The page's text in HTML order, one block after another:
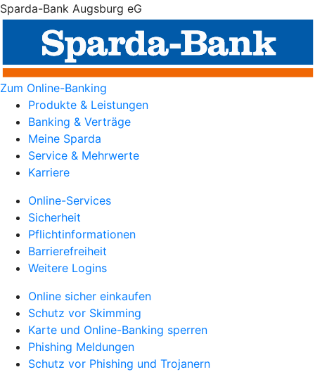
Sparda-Bank Augsburg eG
Zum Online-Banking
Produkte & Leistungen
Banking & Verträge
Meine Sparda
Service & Mehrwerte
Karriere
Online-Services
Sicherheit
Pflichtinformationen
Barrierefreiheit
Weitere Logins
Online sicher einkaufen
Schutz vor Skimming
Karte und Online-Banking sperren
Phishing Meldungen
Schutz vor Phishing und Trojanern